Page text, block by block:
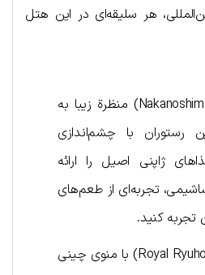
هر سلیقه‌ای در این هتل
رستوران ناکانوشیما (Nakanoshima) منظرة زیبا به
رستوران با چشم‌اندازی
ژاپنی اصیل را ارائه
تجربه‌ای از طعم‌های
تجربه کنید.
رستوران رویال ریوهو (Royal Ryuho) با منوی چینی